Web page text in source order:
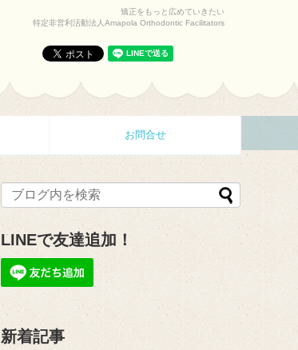
矯正をもっと広めていきたい
特定非営利活動法人Amapola Orthodontic Facilitators
お問合せ
LINEで友達追加！
新着記事